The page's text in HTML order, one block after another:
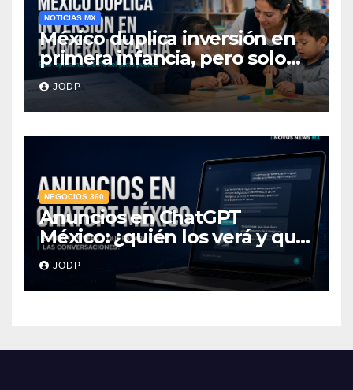
NOTICIAS MX
México duplica inversión en
primera infancia, pero solo
destina 2.53% del gasto
público
JODP
NEGOCIOS 360
Anuncios en ChatGPT
México: ¿quién los verá y qué
pasará con las
conversaciones?
JODP